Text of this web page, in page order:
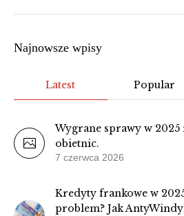
Najnowsze wpisy
Latest Popular
Wygrane sprawy w
obietnic.
7 czerwca 2026
Kredyty frankowe w
problem? Jak